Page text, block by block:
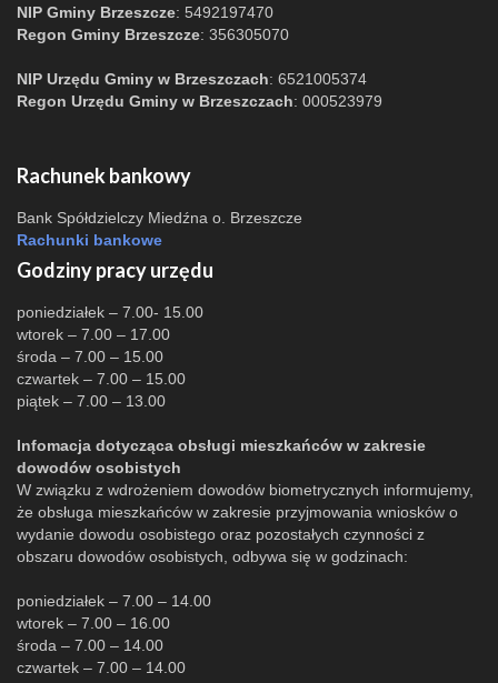
NIP Gminy Brzeszcze: 5492197470
Regon Gminy Brzeszcze: 356305070
NIP Urzędu Gminy w Brzeszczach: 6521005374
Regon Urzędu Gminy w Brzeszczach: 000523979
Rachunek bankowy
Bank Spółdzielczy Miedźna o. Brzeszcze
Rachunki bankowe
Godziny pracy urzędu
poniedziałek – 7.00- 15.00
wtorek – 7.00 – 17.00
środa – 7.00 – 15.00
czwartek – 7.00 – 15.00
piątek – 7.00 – 13.00
Infomacja dotycząca obsługi mieszkańców w zakresie
dowodów osobistych
W związku z wdrożeniem dowodów biometrycznych informujemy,
że obsługa mieszkańców w zakresie przyjmowania wniosków o
wydanie dowodu osobistego oraz pozostałych czynności z
obszaru dowodów osobistych, odbywa się w godzinach:
poniedziałek – 7.00 – 14.00
wtorek – 7.00 – 16.00
środa – 7.00 – 14.00
czwartek – 7.00 – 14.00